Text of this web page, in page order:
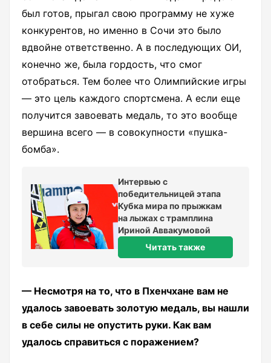
был готов, прыгал свою программу не хуже
конкурентов, но именно в Сочи это было
вдвойне ответственно. А в последующих ОИ,
конечно же, была гордость, что смог
отобраться. Тем более что Олимпийские игры
— это цель каждого спортсмена. А если еще
получится завоевать медаль, то это вообще
вершина всего ­— в совокупности «пушка-
бомба».
Интервью с
победительницей этапа
Кубка мира по прыжкам
на лыжах с трамплина
Ириной Аввакумовой
Читать также
— Несмотря на то, что в Пхенчхане вам не
удалось завоевать золотую медаль, вы нашли
в себе силы не опустить руки. Как вам
удалось справиться с поражением?